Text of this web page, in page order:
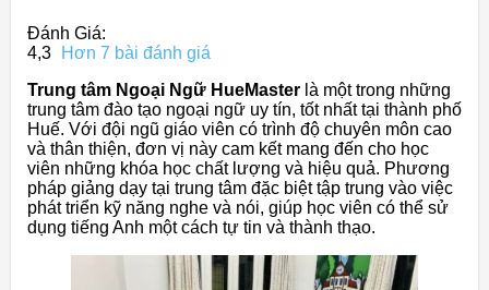
Đánh Giá:
4,3
Hơn 7 bài đánh giá
Trung tâm Ngoại Ngữ HueMaster là một trong những
trung tâm đào tạo ngoại ngữ uy tín, tốt nhất tại thành phố
Huế. Với đội ngũ giáo viên có trình độ chuyên môn cao
và thân thiện, đơn vị này cam kết mang đến cho học
viên những khóa học chất lượng và hiệu quả. Phương
pháp giảng dạy tại trung tâm đặc biệt tập trung vào việc
phát triển kỹ năng nghe và nói, giúp học viên có thể sử
dụng tiếng Anh một cách tự tin và thành thạo.